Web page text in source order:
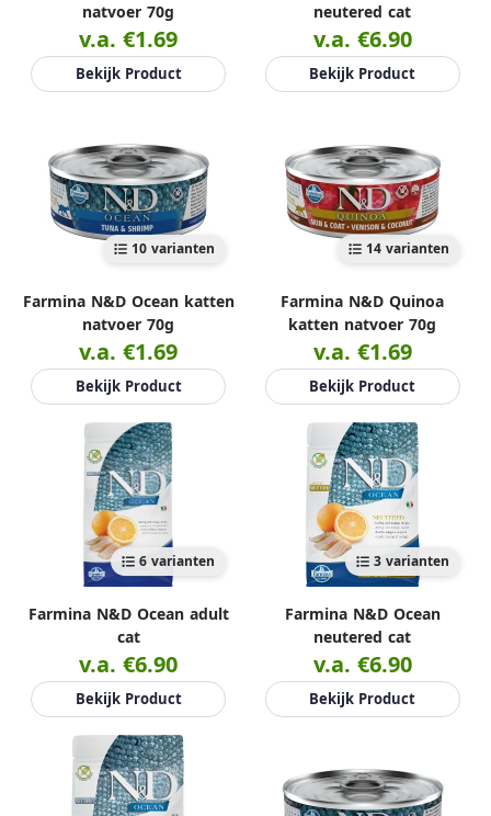
natvoer 70g
v.a. €1.69
Bekijk Product
neutered cat
v.a. €6.90
Bekijk Product
10 varianten
Farmina N&D Ocean katten
natvoer 70g
v.a. €1.69
Bekijk Product
14 varianten
Farmina N&D Quinoa
katten natvoer 70g
v.a. €1.69
Bekijk Product
6 varianten
Farmina N&D Ocean adult
cat
v.a. €6.90
Bekijk Product
3 varianten
Farmina N&D Ocean
neutered cat
v.a. €6.90
Bekijk Product